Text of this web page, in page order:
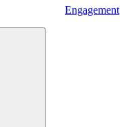
Engagement